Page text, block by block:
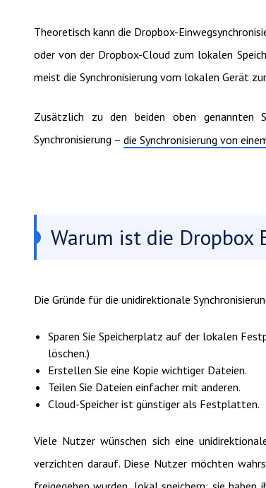
Theoretisch kann die Dropbox-
oder von der Dropbox-Cloud zum lokalen
meist die Synchronisierung vom lokalen Gerät
Zusätzlich zu den beiden oben genannten
Synchronisierung – die Synchronisierung von
Warum ist die Dropbox
Die Gründe für die unidirektionale
Sparen Sie Speicherplatz auf der lokalen
löschen.)
Erstellen Sie eine Kopie wichtiger Dateien.
Teilen Sie Dateien einfacher mit anderen.
Cloud-Speicher ist günstiger als Festplatten.
Viele Nutzer wünschen sich eine
verzichten darauf. Diese Nutzer möchten